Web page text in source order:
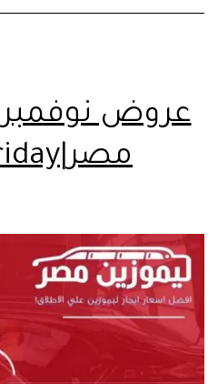
عروض نوفمبر
مصر|black Friday